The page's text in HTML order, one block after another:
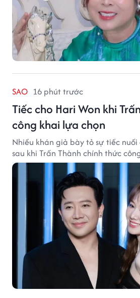
SAO 16 phút trước
Tiếc cho Hari Won khi
công khai lựa chọn
Nhiều khán giả bày tỏ sự tiếc nuối
sau khi Trấn Thành chính thức